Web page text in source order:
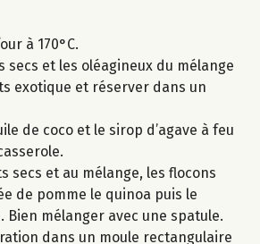
à 170°C.
secs et les oléagineux du mélange
exotique et réserver dans un
de coco et le sirop d’agave à feu
secs et au mélange, les flocons
de pomme le quinoa puis le
Bien mélanger avec une spatule.
dans un moule rectangulaire